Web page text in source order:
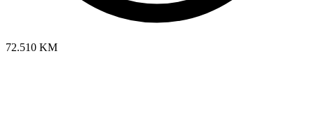
72.510 KM